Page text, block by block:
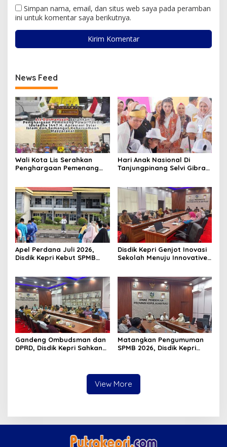
Simpan nama, email, dan situs web saya pada peramban
ini untuk komentar saya berikutnya.
News Feed
Wali Kota Lis Serahkan
Penghargaan Pemenang
Hidupkan Syiar Islam
Hari Anak Nasional Di
Tanjungpinang Selvi Gibran
Apel Perdana Juli 2026,
Disdik Kepri Kebut SPMB
Disdik Kepri Genjot Inovasi
Sekolah Menuju Innovative
Gandeng Ombudsman dan
DPRD, Disdik Kepri Sahkan
Matangkan Pengumuman
SPMB 2026, Disdik Kepri
View More